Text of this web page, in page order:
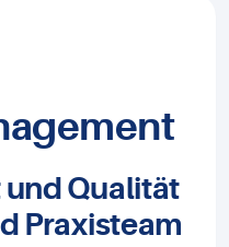
und Qualität
Praxisteam